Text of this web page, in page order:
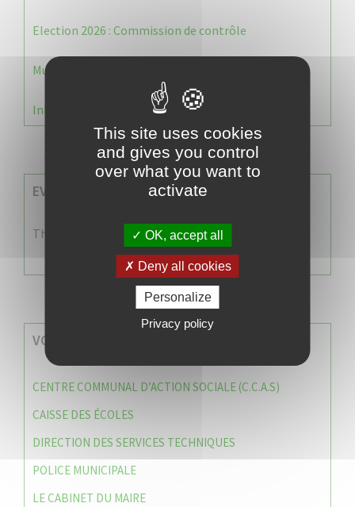
Election 2026 : Commission de contrôle
Municipale 2026 : Transfert du Bureau de Vote n°2
Information Élections – Carte Électorale
EVENEMENTS A VENIR
There are no events
VOS SERVICES MUNICIPAUX
CENTRE COMMUNAL D’ACTION SOCIALE (C.C.A.S)
CAISSE DES ÉCOLES
DIRECTION DES SERVICES TECHNIQUES
POLICE MUNICIPALE
LE CABINET DU MAIRE
This site uses cookies
and gives you control
over what you want to
activate
OK, accept all
Deny all cookies
Personalize
Privacy policy